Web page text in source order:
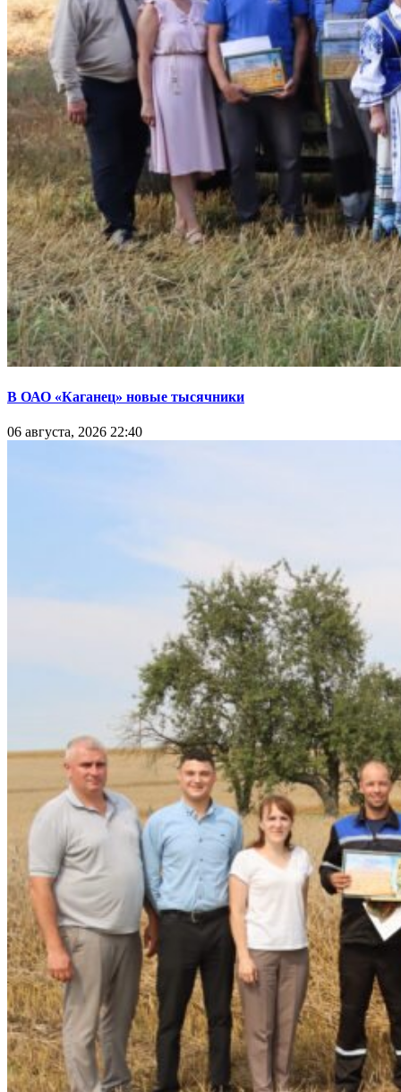
В ОАО «Каганец» новые тысячники
06 августа, 2026 22:40